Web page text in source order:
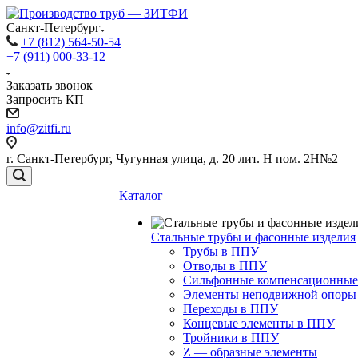
Санкт-Петербург
+7 (812) 564-50-54
+7 (911) 000-33-12
Заказать звонок
Запросить КП
info@zitfi.ru
г. Санкт-Петербург, Чугунная улица, д. 20 лит. Н пом. 2Н№2
Каталог
Стальные трубы и фасонные изделия
Трубы в ППУ
Отводы в ППУ
Сильфонные
Элементы неподвижной опоры
Переходы в ППУ
Концевые элементы в ППУ
Тройники в ППУ
Z — образные элементы